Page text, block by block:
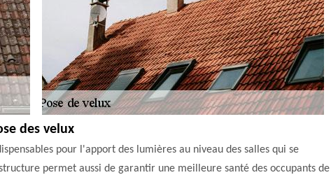
des velux
pour l'apport des lumières au niveau des salles qui se
permet aussi de garantir une meilleure santé des occupants de